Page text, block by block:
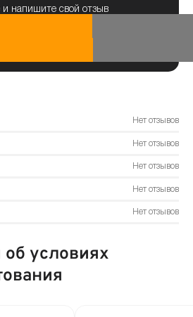
и напишите свой отзыв
Нет отзывов
Нет отзывов
Нет отзывов
Нет отзывов
Нет отзывов
условиях